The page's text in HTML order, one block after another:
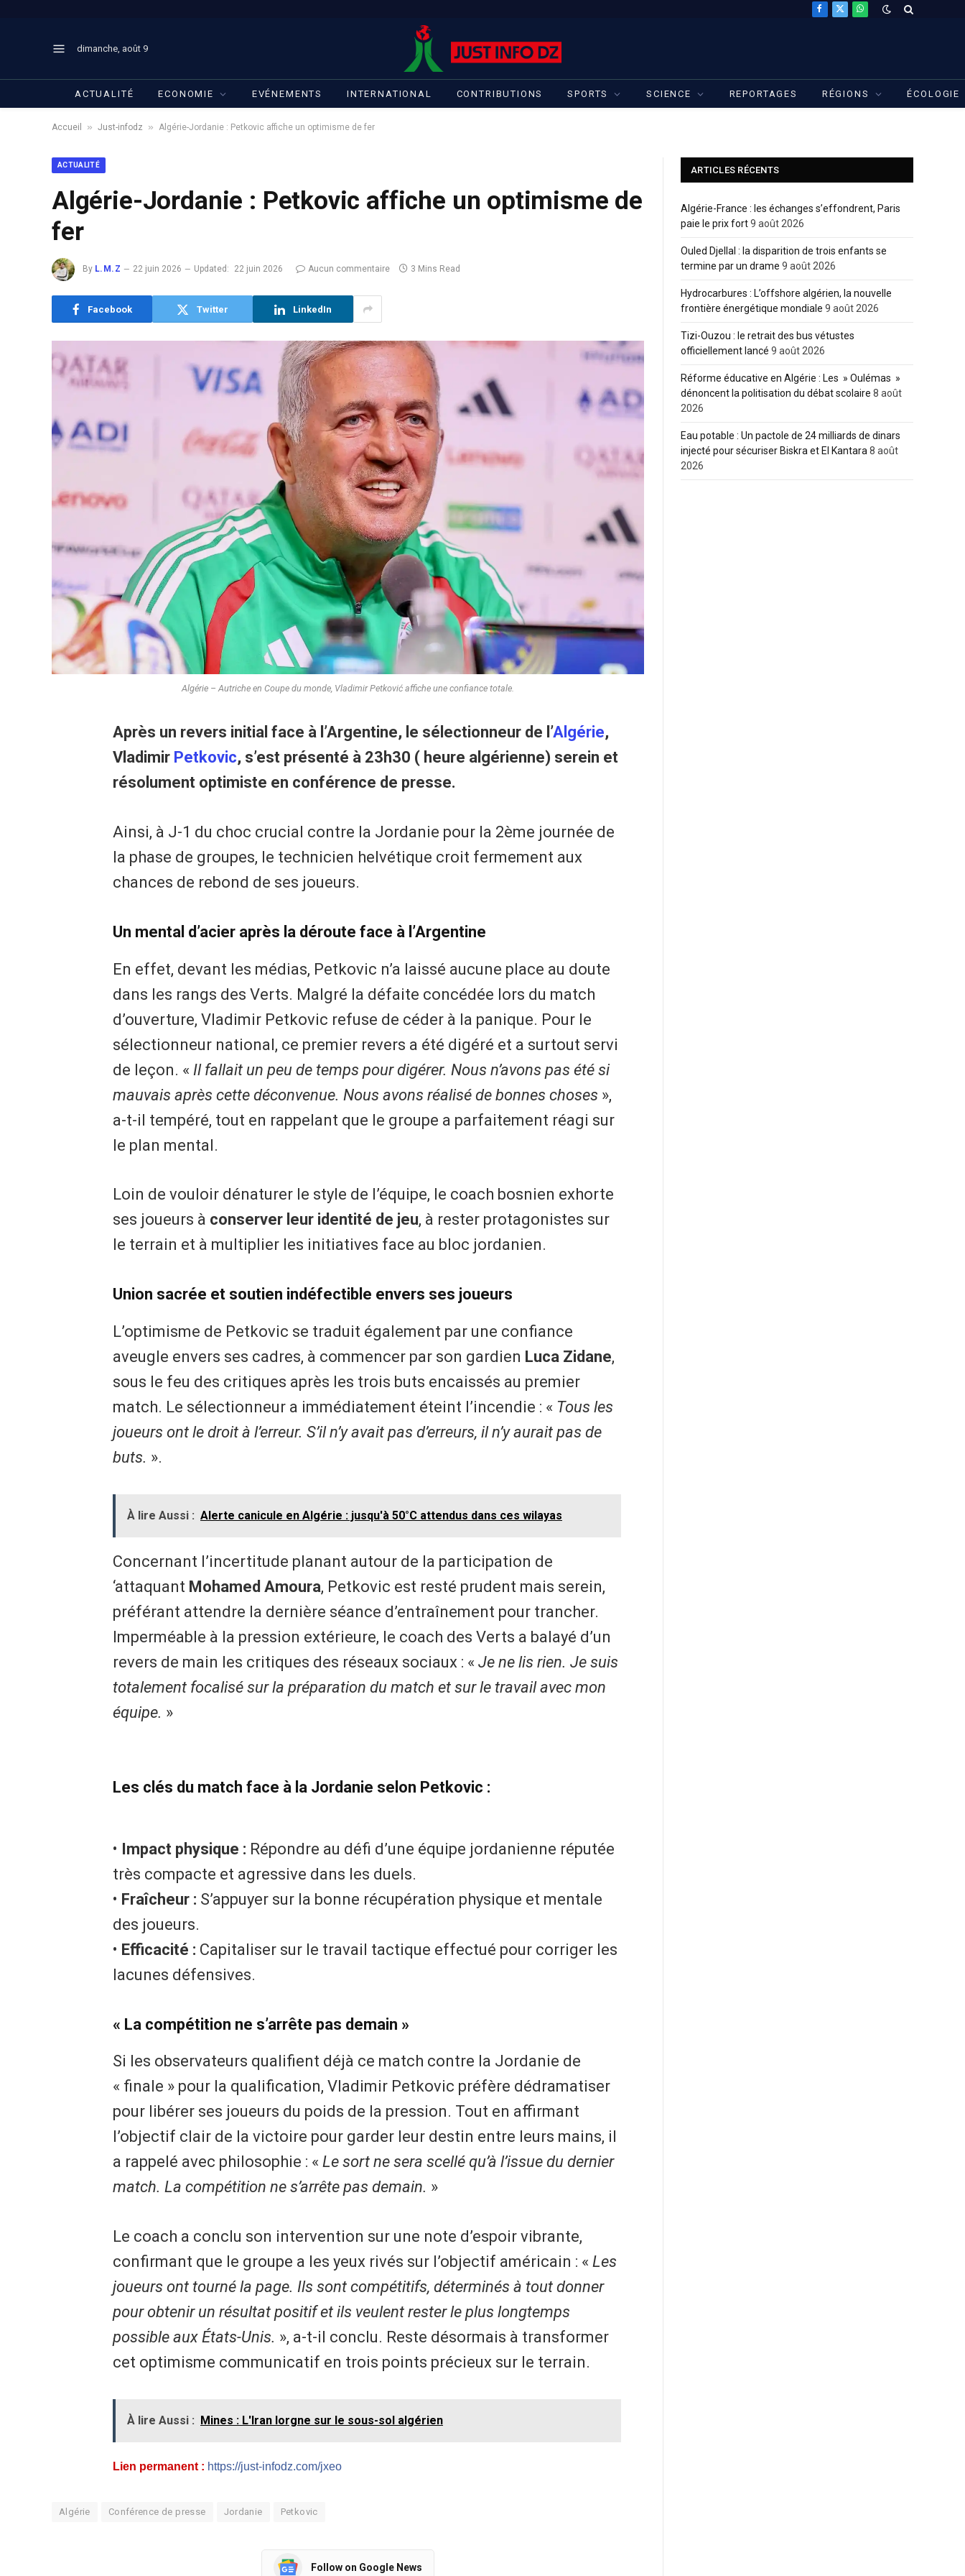
Facebook
X
WhatsApp
dimanche, août 9
ACTUALITÉ ECONOMIE EVÉNEMENTS INTERNATIONAL CONTRIBUTIONS SPORTS SCIENCE REPORTAGES RÉGIONS ÉCOLOGIE
Accueil » Just-infodz » Algérie-Jordanie : Petkovic affiche un optimisme de fer
ACTUALITÉ
Algérie-Jordanie : Petkovic affiche un optimisme de
fer
By L.M.Z 22 juin 2026 Updated: 22 juin 2026 Aucun commentaire 3 Mins Read
Facebook Twitter LinkedIn
Algérie – Autriche en Coupe du monde, Vladimir Petković affiche une confiance totale.
Après un revers initial face à l’Argentine, le sélectionneur de l’Algérie,
Vladimir Petkovic, s’est présenté à 23h30 ( heure algérienne) serein et
résolument optimiste en conférence de presse.
Ainsi, à J-1 du choc crucial contre la Jordanie pour la 2ème journée de
la phase de groupes, le technicien helvétique croit fermement aux
chances de rebond de ses joueurs.
​Un mental d’acier après la déroute face à l’Argentine
​En effet, devant les médias, Petkovic n’a laissé aucune place au doute
dans les rangs des Verts. Malgré la défaite concédée lors du match
d’ouverture, Vladimir Petkovic refuse de céder à la panique. Pour le
sélectionneur national, ce premier revers a été digéré et a surtout servi
de leçon. « Il fallait un peu de temps pour digérer. Nous n’avons pas été si
mauvais après cette déconvenue. Nous avons réalisé de bonnes choses »,
a-t-il tempéré, tout en rappelant que le groupe a parfaitement réagi sur
le plan mental.
​Loin de vouloir dénaturer le style de l’équipe, le coach bosnien exhorte
ses joueurs à conserver leur identité de jeu, à rester protagonistes sur
le terrain et à multiplier les initiatives face au bloc jordanien.
​Union sacrée et soutien indéfectible envers ses joueurs
L’optimisme de Petkovic se traduit également par une confiance
aveugle envers ses cadres, à commencer par son gardien Luca Zidane,
sous le feu des critiques après les trois buts encaissés au premier
match. Le sélectionneur a immédiatement éteint l’incendie : « Tous les
joueurs ont le droit à l’erreur. S’il n’y avait pas d’erreurs, il n’y aurait pas de
buts. ».
À lire Aussi : Alerte canicule en Algérie : jusqu'à 50°C attendus dans ces wilayas
​Concernant l’incertitude planant autour de la participation de
‘attaquant Mohamed Amoura, Petkovic est resté prudent mais serein,
préférant attendre la dernière séance d’entraînement pour trancher.
Imperméable à la pression extérieure, le coach des Verts a balayé d’un
revers de main les critiques des réseaux sociaux : « Je ne lis rien. Je suis
totalement focalisé sur la préparation du match et sur le travail avec mon
équipe. »
​Les clés du match face à la Jordanie selon Petkovic :
• ​ Impact physique : Répondre au défi d’une équipe jordanienne réputée
très compacte et agressive dans les duels.
• ​ Fraîcheur : S’appuyer sur la bonne récupération physique et mentale
des joueurs.
• ​ Efficacité : Capitaliser sur le travail tactique effectué pour corriger les
lacunes défensives.
​« La compétition ne s’arrête pas demain »
​Si les observateurs qualifient déjà ce match contre la Jordanie de
« finale » pour la qualification, Vladimir Petkovic préfère dédramatiser
pour libérer ses joueurs du poids de la pression. Tout en affirmant
l’objectif clair de la victoire pour garder leur destin entre leurs mains, il
a rappelé avec philosophie : « Le sort ne sera scellé qu’à l’issue du dernier
match. La compétition ne s’arrête pas demain. »
​Le coach a conclu son intervention sur une note d’espoir vibrante,
confirmant que le groupe a les yeux rivés sur l’objectif américain : « Les
joueurs ont tourné la page. Ils sont compétitifs, déterminés à tout donner
pour obtenir un résultat positif et ils veulent rester le plus longtemps
possible aux États-Unis. », a-t-il conclu. Reste désormais à transformer
cet optimisme communicatif en trois points précieux sur le terrain.
À lire Aussi : Mines : L'Iran lorgne sur le sous-sol algérien
Lien permanent : https://just-infodz.com/jxeo
Algérie Conférence de presse Jordanie Petkovic
Follow on Google News
ARTICLES RÉCENTS
Algérie-France : les échanges s’effondrent, Paris
paie le prix fort9 août 2026
Ouled Djellal : la disparition de trois enfants se
termine par un drame 9 août 2026
Hydrocarbures : L’offshore algérien, la nouvelle
frontière énergétique mondiale 9 août 2026
Tizi-Ouzou : le retrait des bus vétustes
officiellement lancé 9 août 2026
Réforme éducative en Algérie : Les » Oulémas »
dénoncent la politisation du débat scolaire 8 août
2026
Eau potable : Un pactole de 24 milliards de dinars
injecté pour sécuriser Biskra et El Kantara 8 août
2026